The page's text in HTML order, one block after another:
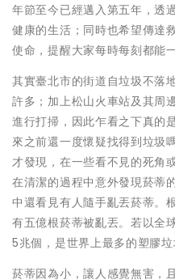
年節至今已經邁入第五年，透
健康的生活；同時也希望傳達
使命，提醒大家每時每刻都能
其實臺北市的街道自垃圾不落
許多；加上松山火車站及其周
進行打掃，因此乍看之下真的
來之前還一度懷疑找得到垃圾
才發現，在一些看不見的死角
在清潔的過程中意外發現菸蒂
中還看見有人隨手亂丟菸蒂。
有五億根菸蒂被亂丟。若以全
5兆個，是世界上最多的塑膠垃
菸蒂因為小，讓人感覺無害，